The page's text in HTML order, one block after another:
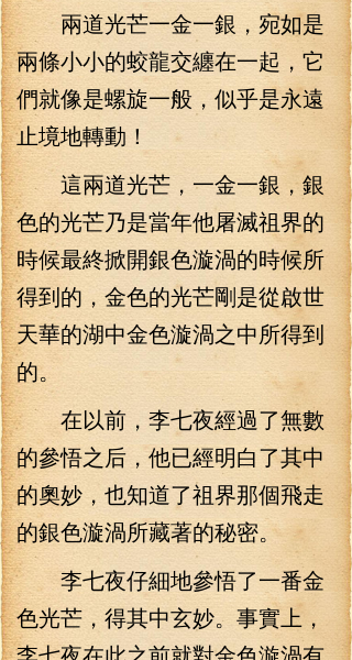
兩道光芒一金一銀，宛如是
兩條小小的蛟龍交纏在一起，它
們就像是螺旋一般，似乎是永遠
止境地轉動！
這兩道光芒，一金一銀，銀
色的光芒乃是當年他屠滅祖界的
時候最終掀開銀色漩渦的時候所
得到的，金色的光芒剛是從啟世
天華的湖中金色漩渦之中所得到
的。
在以前，李七夜經過了無數
的參悟之后，他已經明白了其中
的奧妙，也知道了祖界那個飛走
的銀色漩渦所藏著的秘密。
李七夜仔細地參悟了一番金
色光芒，得其中玄妙。事實上，